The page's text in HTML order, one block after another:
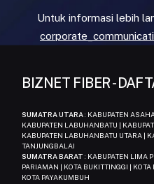
Untuk informasi lebih
BIZNET FIBER -
SUMATRA UTARA: KABUPATEN
KABUPATEN LABUHANBATU |
KABUPATEN LABUHANBATU UTARA |
TANJUNGBALAI
SUMATRA BARAT : KABUPATEN LIMA
PARIAMAN | KOTA BUKITTINGGI |
KOTA PAYAKUMBUH